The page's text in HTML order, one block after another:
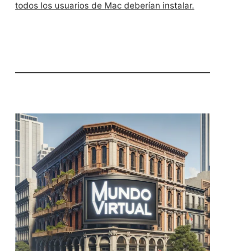
todos los usuarios de Mac deberían instalar.